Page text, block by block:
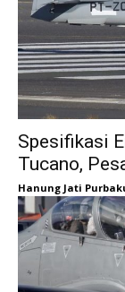
Spesifikasi
Tucano,
Hanung Jati